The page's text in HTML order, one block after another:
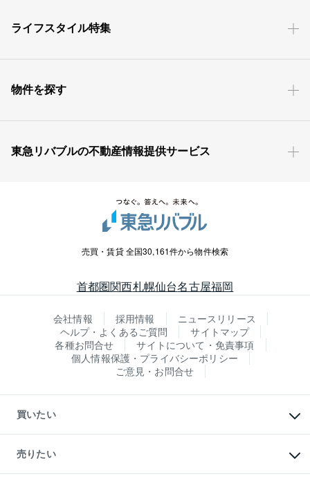
ライフスタイル特集
物件を探す
東急リバブルの不動産情報提供サービス
売買・賃貸 全国30,161件から物件検索
首都圏関西札幌仙台名古屋福岡
会社情報 採用情報
ニュースリリース
ヘルプ・よくあるご質問
サイトマップ
各種お問合せ
サイトについて・免責事項
個人情報保護・プライバシーポリシー
ご意見・お問合せ
買いたい
新築・分譲マンションの購入
中古マンションの購入
一戸建ての購入
売りたい